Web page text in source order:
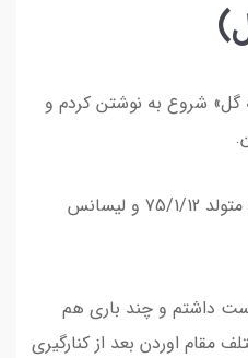
شروع به نوشتن کردم و
بیشتر بخوام خودم رو معرفی کنم متولد 75/1/12 و لیسانس
داشتم و چند باری هم
مقام اوردن بعد از کنارگیری